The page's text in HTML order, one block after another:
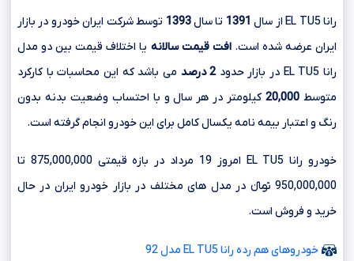
رانا EL TU5 از سال 1391 تا سال1393 توسط شرکت ایران خودرو در بازار
ایران عرضه شده است.افت قیمت سالانه یا اختلاف قیمت بین دو مدل
رانا EL TU5 در بازار حدود
2 درصد
می باشد که این محاسبات با کارکرد
متوسط 20,000کیلومتر در هر سال و با احتساب وضعیت بدنه بدون
رنگ و اعتبار بیمه نامه یکسال کامل برای این خودرو انجام گرفته است.
خودرو رانا EL TU5 امروز 19 مرداد در بازه قیمتی 875,000,000 تا
950,000,000 تومانءءء در مدل های مختلف در بازار خودرو ایران در حال
خرید و فروش است.
خودروهای هم رده رانا EL TU5 مدل 92